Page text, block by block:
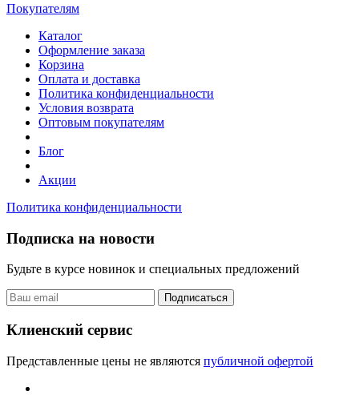
Покупателям
Каталог
Оформление заказа
Корзина
Оплата и доставка
Политика конфиденциальности
Условия возврата
Оптовым покупателям
Блог
Акции
Политика конфиденциальности
Подписка на новости
Будьте в курсе новинок и специальных предложений
Подписаться
Клиенский сервис
Представленные цены не являются публичной офертой